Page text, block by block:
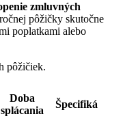
zmluvných
pôžičky skutočne
poplatkami alebo
pôžičiek.
Doba
splácania
Špecifiká